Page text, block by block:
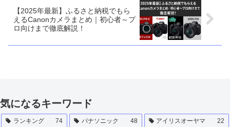
【2025年最新】ふるさと納税でもら
えるCanonカメラまとめ｜初心者～プ
ロ向けまで徹底解説！
気になるキーワード
ランキング 74 パナソニック 48 アイリスオーヤマ 22